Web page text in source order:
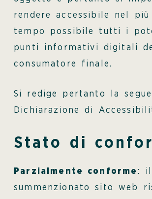
rendere accessibile nel più
tempo possibile tutti i
punti informativi digitali
consumatore finale.
Si redige pertanto la
Dichiarazione di
Stato di
Parzialmente conforme : il
summenzionato sito web